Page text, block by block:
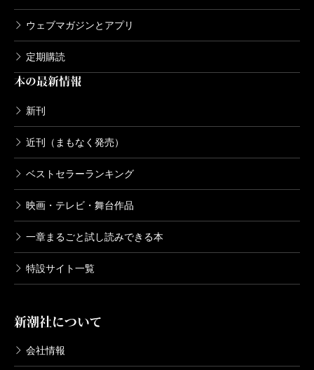
ウェブマガジンとアプリ
定期購読
本の最新情報
新刊
近刊（まもなく発売）
ベストセラーランキング
映画・テレビ・舞台作品
一章まるごと試し読みできる本
特設サイト一覧
新潮社について
会社情報